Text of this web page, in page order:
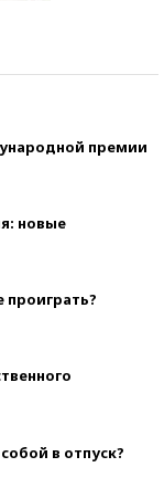
премии
новые
в отпуск?